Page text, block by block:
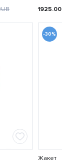
1925.00
-30%
Жакет